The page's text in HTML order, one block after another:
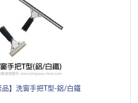
品】洗窗手把T型-鋁/白鐵